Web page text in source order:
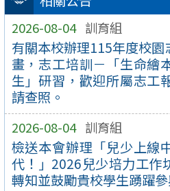
2026-08-04 訓育組
有關本校辦理115年度校
畫，志工培訓－「生命繪
生」研習，歡迎所屬志工
請查照。
2026-08-04 訓育組
檢送本會辦理「兒少上線
代！」2026兒少培力工作
轉知並鼓勵貴校學生踴躍